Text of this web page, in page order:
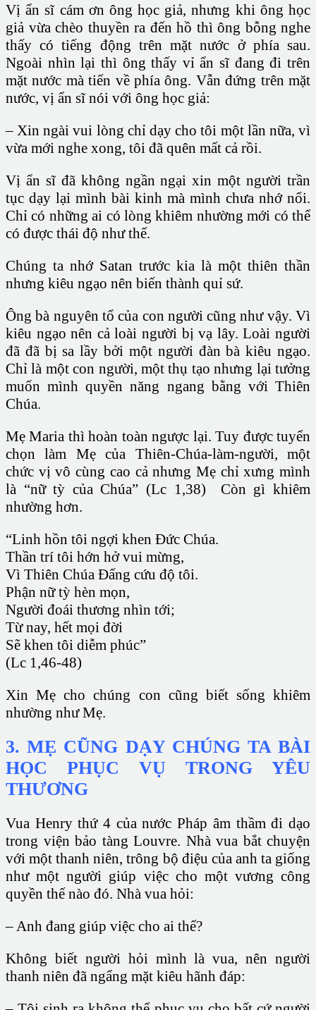
Vị ẩn sĩ cám ơn ông học giả, nhưng khi ông học
giả vừa chèo thuyền ra đến hồ thì ông bỗng nghe
thấy có tiếng động trên mặt nước ở phía sau.
Ngoài nhìn lại thì ông thấy vỉ ẩn sĩ đang đi trên
mặt nước mà tiến về phía ông. Vẫn đứng trên mặt
nước, vị ẩn sĩ nói với ông học giả:
– Xin ngài vui lòng chỉ dạy cho tôi một lần nữa, vì
vừa mới nghe xong, tôi đã quên mất cả rồi.
Vị ẩn sĩ đã không ngần ngại xin một người trần
tục dạy lại mình bài kinh mà mình chưa nhớ nổi.
Chỉ có những ai có lòng khiêm nhường mới có thể
có được thái độ như thế.
Chúng ta nhớ Satan trước kia là một thiên thần
nhưng kiêu ngạo nên biến thành quỉ sứ.
Ông bà nguyên tổ của con người cũng như vậy. Vì
kiêu ngạo nên cả loài người bị vạ lây. Loài người
đã đã bị sa lầy bởi một người đàn bà kiêu ngạo.
Chỉ là một con người, một thụ tạo nhưng lại tưởng
muốn mình quyền năng ngang bằng với Thiên
Chúa.
Mẹ Maria thì hoàn toàn ngược lại. Tuy được tuyển
chọn làm Mẹ của Thiên-Chúa-làm-người, một
chức vị vô cùng cao cả nhưng Mẹ chỉ xưng mình
là “nữ tỳ của Chúa” (Lc 1,38) Còn gì khiêm
nhường hơn.
“Linh hồn tôi ngợi khen Đức Chúa.
Thần trí tôi hớn hở vui mừng,
Vì Thiên Chúa Đấng cứu độ tôi.
Phận nữ tỳ hèn mọn,
Người đoái thương nhìn tới;
Từ nay, hết mọi đời
Sẽ khen tôi diễm phúc”
(Lc 1,46-48)
Xin Mẹ cho chúng con cũng biết sống khiêm
nhường như Mẹ.
3. MẸ CŨNG DẠY CHÚNG TA BÀI
HỌC PHỤC VỤ TRONG YÊU
THƯƠNG
Vua Henry thứ 4 của nước Pháp âm thầm đi dạo
trong viện bảo tàng Louvre. Nhà vua bắt chuyện
với một thanh niên, trông bộ điệu của anh ta giống
như một người giúp việc cho một vương công
quyền thế nào đó. Nhà vua hỏi:
– Anh đang giúp việc cho ai thế?
Không biết người hỏi mình là vua, nên người
thanh niên đã ngẩng mặt kiêu hãnh đáp: